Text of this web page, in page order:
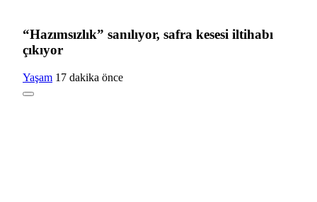
“Hazımsızlık” sanılıyor, safra kesesi iltihabı
çıkıyor
Yaşam 17 dakika önce